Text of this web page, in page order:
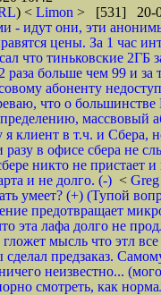
) < Limon > [531] 20-
- идут они, эти
цены. За 1 час
что тиньковские
раза больше чем 99 и
абоненту
что о
массвовый
я клиент в т.ч. и Сбера,
разу в офисе сбера не
никто не пристает
и не долго. (-) < Greg
умеет? (+) (Тупой
предотвращает
эта лафа долго не
мысль что этл
предзаказ.
неизвестно...
смотреть, как